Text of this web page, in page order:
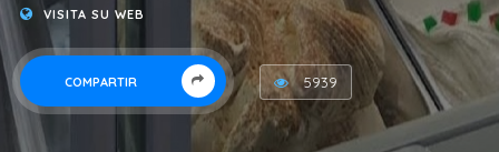
VISITA SU WEB
COMPARTIR 5939